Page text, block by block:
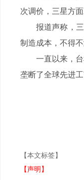
次调价，三星方
报道声称，
制造成本，不得不涨
一直以来
垄断了全球先进工
【本文标签】
【声明】